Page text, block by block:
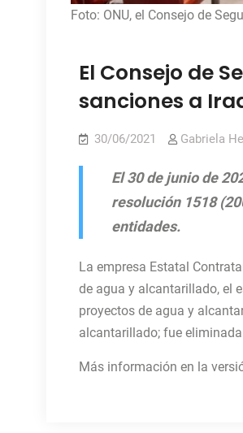
Foto: ONU, el Consejo de
El Consejo de
sanciones a
30/06/2021 Gabriela
El 30 de junio de
resolución 1518
entidades.
La empresa Estatal
de agua y alcantarillado, el
proyectos de agua y
alcantarillado; fue
Más información en la